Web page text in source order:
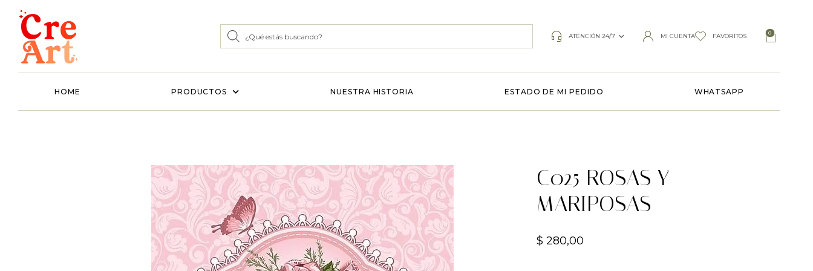
ATENCIÓN 24/7 MI CUENTA FAVORITOS 0
HOME PRODUCTOS NUESTRA HISTORIA ESTADO DE MI PEDIDO WHATSAPP
C025 ROSAS Y
MARIPOSAS
$ 280,00